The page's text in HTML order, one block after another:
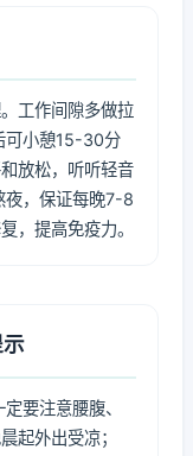
工作间隙多做拉
可小憩15-30分
放松，听听轻音
夜，保证每晚7-8
，提高免疫力。
要注意腰腹、
起外出受凉；